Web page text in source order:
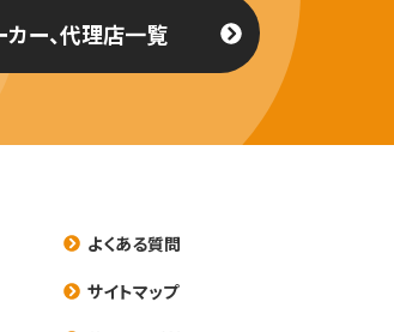
カー、代理店一覧
よくある質問
サイトマップ